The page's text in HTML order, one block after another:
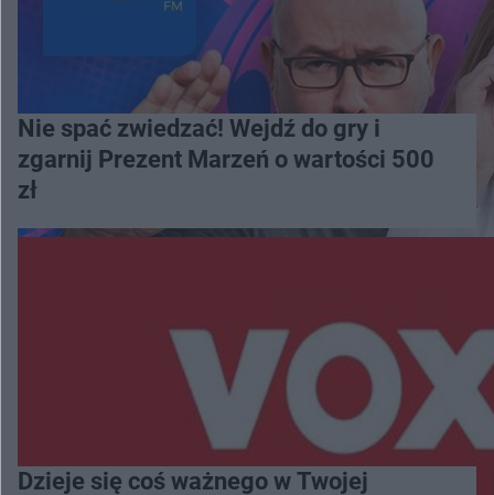
Nie spać zwiedzać! Wejdź do gry i
zgarnij Prezent Marzeń o wartości 500
zł
Dzieje się coś ważnego w Twojej